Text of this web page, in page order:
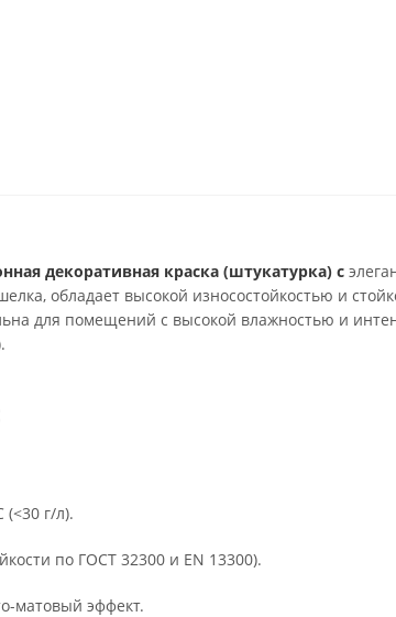
декоративная краска (штукатурка) с
обладает высокой износостойкостью и
для помещений с высокой влажностью и
г/л).
по ГОСТ 32300 и EN 13300).
матовый эффект.